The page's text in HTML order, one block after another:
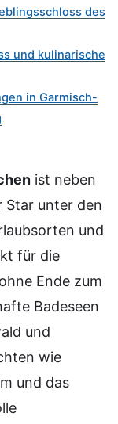
des
und kulinarische
in Garmisch-
ist neben
Star unter den
und
für die
Ende zum
Badeseen
und
wie
und das